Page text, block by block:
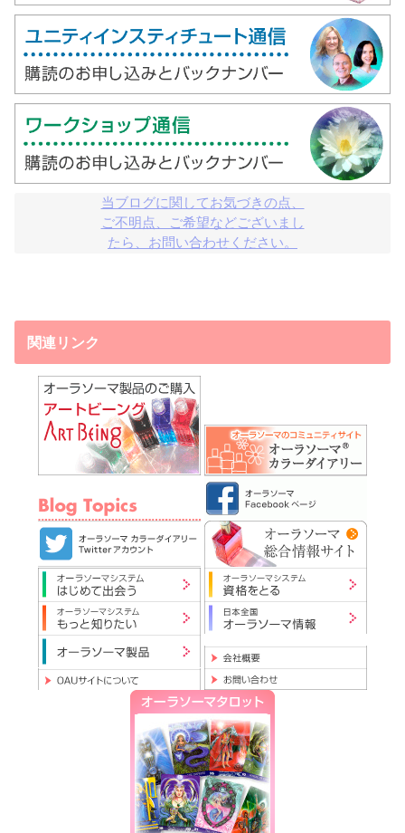
当ブログに関してお気づきの点、
ご不明点、ご希望などございまし
たら、お問い合わせください。
関連リンク